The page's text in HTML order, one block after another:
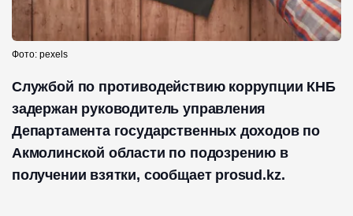
Фото: pexels
Службой по противодействию коррупции КНБ
задержан руководитель управления
Департамента государственных доходов по
Акмолинской области по подозрению в
получении взятки, сообщает prosud.kz.